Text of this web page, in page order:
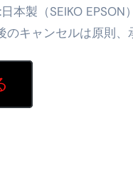
シャルセール完全ガイ
毎日食べたらどうな
リーを毎日食べたら
本製（SEIKO
のキャンセルは原則